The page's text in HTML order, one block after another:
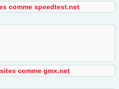
comme speedtest.net
comme gmx.net